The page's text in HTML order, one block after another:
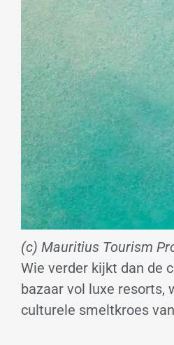
(c) Mauritius Tourism
Wie verder kijkt dan de
bazaar vol luxe resorts,
culturele smeltkroes